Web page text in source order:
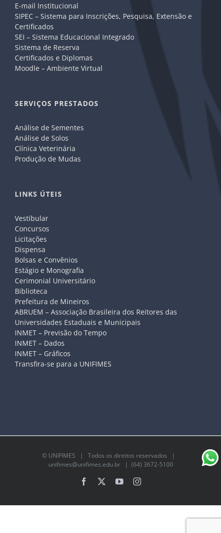
E-mail Institucional
SIPEC – Sistema para Inscrições, Pesquisa, Extensão e
Certificados
SEI – Sistema Educacional Integrado
Sistema de Reserva
Certificados e Diplomas
Moodle – Ambiente Virtual
SERVIÇOS PRESTADOS
Análise de Sementes
Análise de Solos
Clínica Veterinária
Produção de Mudas
LINKS ÚTEIS
Vestibular
Concursos
Licitações
Dispensa
Bolsas e Convênios
Estágio e Monografia
Cerimonial Universitário
Biblioteca
Prefeitura de Mineiros
ABRUEM – Associação Brasileira dos Reitores das
Universidades Estaduais e Municipais
INMET – Previsão do Tempo
INMET – Dados
INMET – Gráficos
Transfira-se para a UNIFIMES
© UNIFIMES | Todos os direitos reservados |
unifimes@unifimes.edu.br| (64) 3672-5100
Facebook YouTubeInstagram